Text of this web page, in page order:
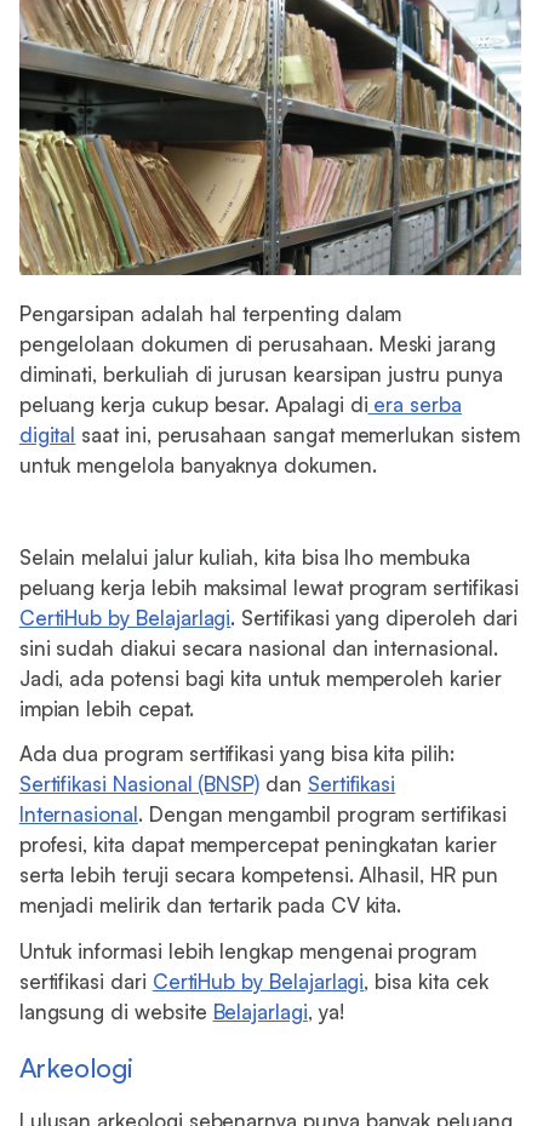
Pengarsipan adalah hal terpenting dalam
pengelolaan dokumen di perusahaan. Meski jarang
diminati, berkuliah di jurusan kearsipan justru punya
peluang kerja cukup besar. Apalagi di era serba
digital saat ini, perusahaan sangat memerlukan sistem
untuk mengelola banyaknya dokumen.
Selain melalui jalur kuliah, kita bisa lho membuka
peluang kerja lebih maksimal lewat program sertifikasi
CertiHub by Belajarlagi. Sertifikasi yang diperoleh dari
sini sudah diakui secara nasional dan internasional.
Jadi, ada potensi bagi kita untuk memperoleh karier
impian lebih cepat.
Ada dua program sertifikasi yang bisa kita pilih:
Sertifikasi Nasional (BNSP) dan Sertifikasi
Internasional. Dengan mengambil program sertifikasi
profesi, kita dapat mempercepat peningkatan karier
serta lebih teruji secara kompetensi. Alhasil, HR pun
menjadi melirik dan tertarik pada CV kita.
Untuk informasi lebih lengkap mengenai program
sertifikasi dari CertiHub by Belajarlagi, bisa kita cek
langsung di website Belajarlagi, ya!
Arkeologi
Lulusan arkeologi sebenarnya punya banyak peluang